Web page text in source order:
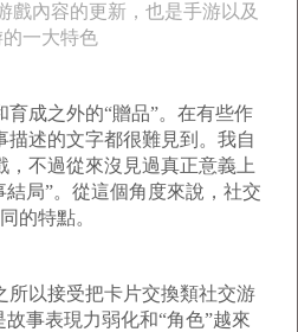
戲內容的更新，也是手游以及
一大特色
成之外的“贈品”。在有些作
描述的文字都很難見到。我自
，不過從來沒見過真正意義上
結局”。從這個角度來說，社交
的特點。
所以接受把卡片交換類社交游
故事表現力弱化和“角色”越來